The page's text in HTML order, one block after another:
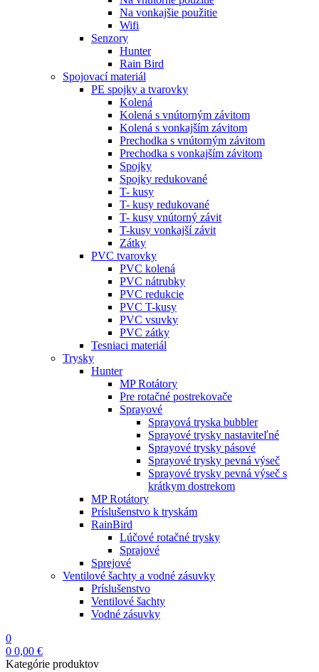
Na vonkajšie použitie
Wifi
Senzory
Hunter
Rain Bird
Spojovací materiál
PE spojky a tvarovky
Kolená
Kolená s vnútorným závitom
Kolená s vonkajším závitom
Prechodka s vnútorným závitom
Prechodka s vonkajším závitom
Spojky
Spojky redukované
T- kusy
T- kusy redukované
T- kusy vnútorný závit
T-kusy vonkajší závit
Zátky
PVC tvarovky
PVC kolená
PVC nátrubky
PVC redukcie
PVC T-kusy
PVC vsuvky
PVC zátky
Tesniaci materiál
Trysky
Hunter
MP Rotátory
Pre rotačné postrekovače
Sprayové
Sprayová tryska bubbler
Sprayové trysky nastaviteľné
Sprayové trysky pásové
Sprayové trysky pevná výseč
Sprayové trysky pevná výseč s
krátkym dostrekom
MP Rotátory
Príslušenstvo k tryskám
RainBird
Lúčové rotačné trysky
Sprajové
Sprejové
Ventilové šachty a vodné zásuvky
Príslušenstvo
Ventilové šachty
Vodné zásuvky
0
0 0,00 €
Kategórie produktov